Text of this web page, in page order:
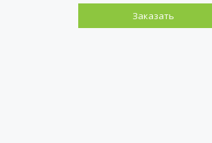
Заказать